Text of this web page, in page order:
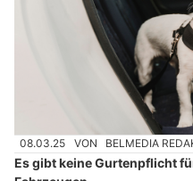
08.03.25 VON BELMEDIA
Es gibt keine Gurtenpflicht